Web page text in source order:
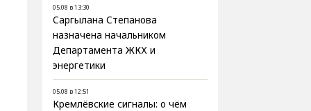
05.08 в 13:30
Саргылана Степанова
назначена начальником
Департамента ЖКХ и
энергетики
05.08 в 12:51
Кремлёвские сигналы: о чём